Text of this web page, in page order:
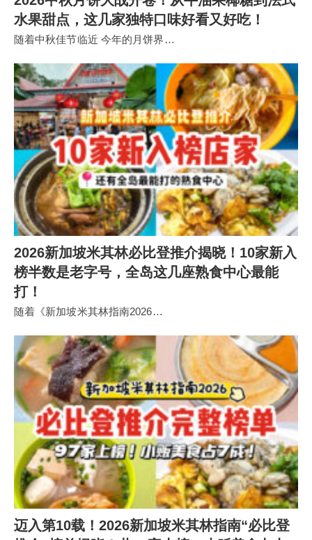
水果甜点，这几家独特口味好看又好吃！
随着中秋佳节临近 今年的月饼界…
2026新加坡米其林必比登推介揭晓！10家新入
榜半数是老字号，全岛这几座熟食中心最能
打！
随着《新加坡米其林指南2026…
迈入第10载！2026新加坡米其林指南“必比登